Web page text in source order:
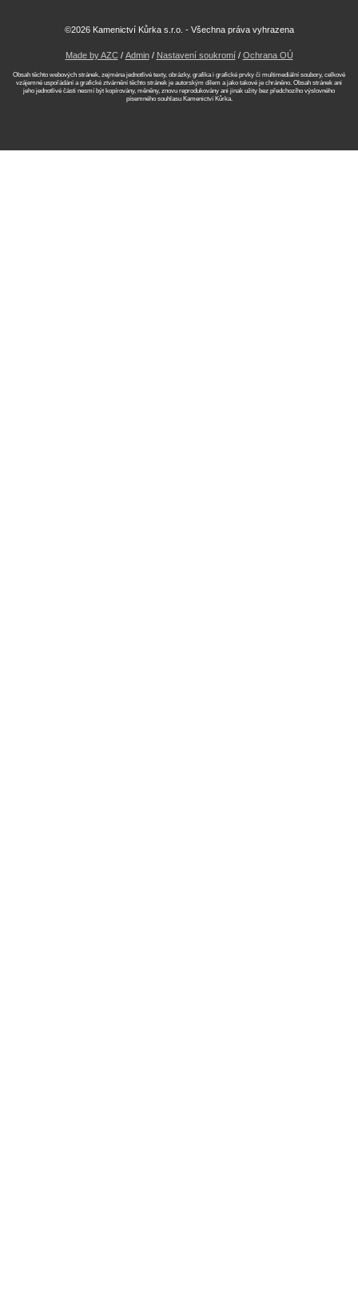
©2026 Kamenictví Kůrka s.r.o. - Všechna práva vyhrazena
Made by AZC/ Admin/ Nastavení soukromí/ Ochrana OÚ
Obsah těchto webových stránek, zejména jednotlivé texty, obrázky, grafika i grafické prvky či multimediální soubory, celkové
vzájemné uspořádání a grafické ztvárnění těchto stránek je autorským dílem a jako takové je chráněno. Obsah stránek ani
jeho jednotlivé části nesmí být kopírovány, měněny, znovu reprodukovány ani jinak užity bez předchozího výslovného
písemného souhlasu Kamenictví Kůrka.